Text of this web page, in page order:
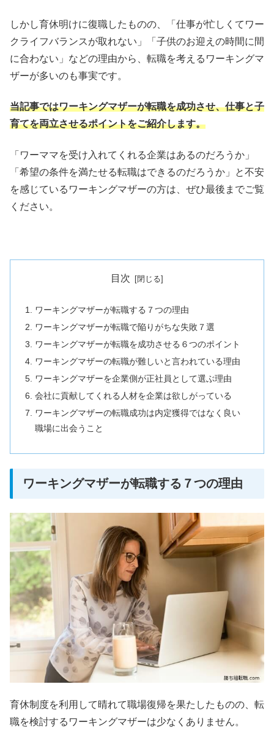
しかし育休明けに復職したものの、「仕事が忙しくてワー
クライフバランスが取れない」「子供のお迎えの時間に間
に合わない」などの理由から、転職を考えるワーキングマ
ザーが多いのも事実です。
当記事ではワーキングマザーが転職を成功させ、仕事と子
育てを両立させるポイントをご紹介します。
「ワーママを受け入れてくれる企業はあるのだろうか」
「希望の条件を満たせる転職はできるのだろうか」と不安
を感じているワーキングマザーの方は、ぜひ最後までご覧
ください。
目次
ワーキングマザーが転職する７つの理由
ワーキングマザーが転職で陥りがちな失敗７選
ワーキングマザーが転職を成功させる６つのポイント
ワーキングマザーの転職が難しいと言われている理由
ワーキングマザーを企業側が正社員として選ぶ理由
会社に貢献してくれる人材を企業は欲しがっている
ワーキングマザーの転職成功は内定獲得ではなく良い
職場に出会うこと
ワーキングマザーが転職する７つの理由
育休制度を利用して晴れて職場復帰を果たしたものの、転
職を検討するワーキングマザーは少なくありません。